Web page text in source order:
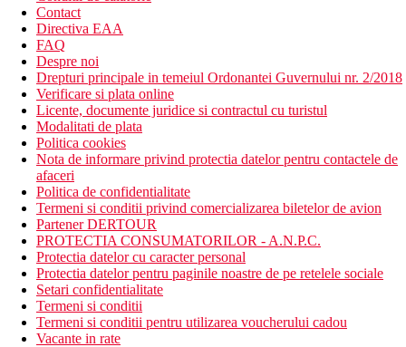
Activitati sportive gratuite
Piscina in aer liber (sezlonguri si umbrele la piscina)
Activitati sportive contra cost
Biliard
Inchiriere biciclete
Dieta
Mic dejun (BB) – mic dejun tip bufet
Demipensiune (HB) – mic dejun si cina tip bufet in
restaurantul principal. Bauturile la cina sunt disponibile
contra cost.
All Inclusive
Un restaurant principal, mese tip bufet si snack bar
Categoria oficiala
4 stele
Site web
https://www.besthotels.es/en/best-terramarina.html
Contact
Directiva EAA
FAQ
Despre noi
Drepturi principale in temeiul Ordonantei Guvernului nr. 2/2018
Verificare si plata online
Licente, documente juridice si contractul cu turistul
Modalitati de plata
Politica cookies
Nota de informare privind protectia datelor pentru contactele de
afaceri
Politica de confidentialitate
Termeni si conditii privind comercializarea biletelor de avion
Partener DERTOUR
PROTECTIA CONSUMATORILOR - A.N.P.C.
Protectia datelor cu caracter personal
Protectia datelor pentru paginile noastre de pe retelele sociale
Setari confidentialitate
Termeni si conditii
Termeni si conditii pentru utilizarea voucherului cadou
Vacante in rate